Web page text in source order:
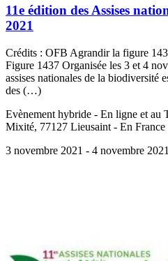
11e édition des Assises
2021
Crédits : OFB Agrandir la figure
Figure 1437 Organisée les 3 et 4
assises nationales de la biodiversité
des (…)
Evènement hybride - En ligne et au
Mixité, 77127 Lieusaint - En France
3 novembre 2021 - 4 novembre 2021